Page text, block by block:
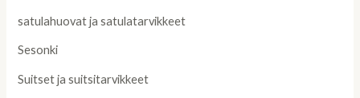
satulahuovat ja satulatarvikkeet
Sesonki
Suitset ja suitsitarvikkeet